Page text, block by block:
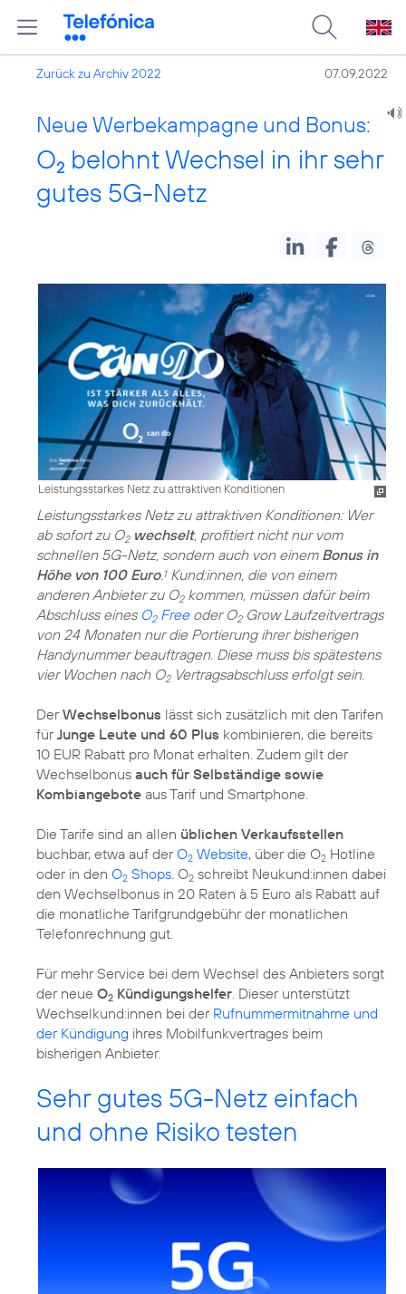
Zurück zu Archiv 2022 07.09.2022
Neue Werbekampagne und Bonus:
O2 belohnt Wechsel in ihr sehr
gutes 5G-Netz
Leistungsstarkes Netz zu attraktiven Konditionen
Leistungsstarkes Netz zu attraktiven Konditionen: Wer
ab sofort zu O2 wechselt, profitiert nicht nur vom
schnellen 5G-Netz, sondern auch von einem Bonus in
Höhe von 100 Euro. 1Kund:innen, die von einem
anderen Anbieter zu O2kommen, müssen dafür beim
Abschluss eines O2Freeoder O2Grow Laufzeitvertrags
von 24 Monaten nur die Portierung ihrer bisherigen
Handynummer beauftragen. Diese muss bis spätestens
vier Wochen nach O2Vertragsabschluss erfolgt sein.
DerWechselbonus lässt sich zusätzlich mit den Tarifen
fürJunge Leute und 60 Plus kombinieren, die bereits
10 EUR Rabatt pro Monat erhalten. Zudem gilt der
Wechselbonus auch für Selbständige sowie
Kombiangebote aus Tarif und Smartphone.
Die Tarife sind an allen üblichen Verkaufsstellen
buchbar, etwa auf derO2 Website, über die O2 Hotline
oder in den O2 Shops . O2 schreibt Neukund:innen dabei
den Wechselbonus in 20 Raten à 5 Euro als Rabatt auf
die monatliche Tarifgrundgebühr der monatlichen
Telefonrechnung gut.
Für mehr Service bei dem Wechsel des Anbieters sorgt
der neue O2 Kündigungshelfer . Dieser unterstützt
Wechselkund:innen bei der Rufnummermitnahme und
der Kündigung ihres Mobilfunkvertrages beim
bisherigen Anbieter.
Sehr gutes 5G-Netz einfach
und ohne Risiko testen